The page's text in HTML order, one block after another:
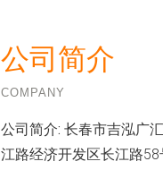
公司简介
COMPANY
公司简介: 长春市吉泓广
江路经济开发区长江路